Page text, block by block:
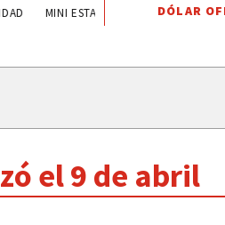
MINI ESTACIÓN DE DÓLAR
el 9 de abril